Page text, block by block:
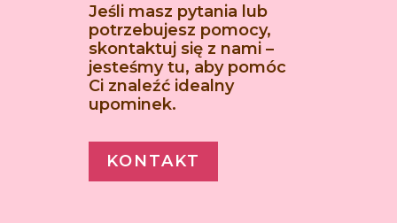
Jeśli masz pytania lub
potrzebujesz pomocy,
skontaktuj się z nami –
jesteśmy tu, aby pomóc
Ci znaleźć idealny
upominek.
KONTAKT